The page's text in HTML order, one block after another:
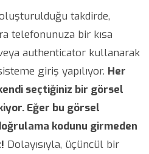
takdirde,
telefonunuza bir kısa
authenticator kullanarak
giriş yapılıyor. Her
seçtiğiniz bir görsel
Eğer bu görsel
kodunu girmeden
Dolayısıyla, üçüncül bir